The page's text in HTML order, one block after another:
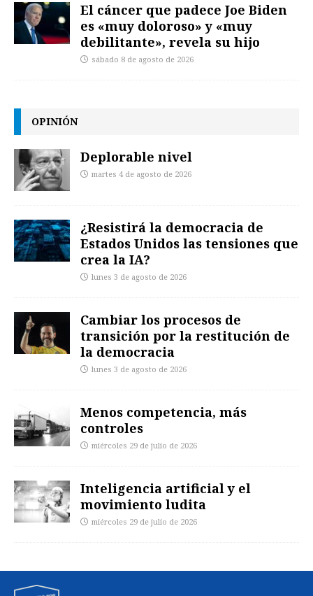
El cáncer que padece Joe Biden
es «muy doloroso» y «muy
debilitante», revela su hijo
sábado 8 de agosto de 2026
OPINIÓN
Deplorable nivel
martes 4 de agosto de 2026
¿Resistirá la democracia de
Estados Unidos las tensiones que
crea la IA?
lunes 3 de agosto de 2026
Cambiar los procesos de
transición por la restitución de
la democracia
lunes 3 de agosto de 2026
Menos competencia, más
controles
miércoles 29 de julio de 2026
Inteligencia artificial y el
movimiento ludita
miércoles 29 de julio de 2026